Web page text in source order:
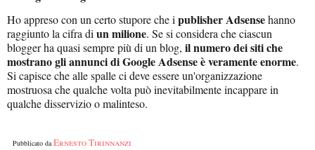
Ho appreso con un certo stupore che ipublisherAdsensehanno
raggiunto la cifra diun milione. Se si considera che ciascun
blogger ha quasi sempre più di un blog, il numero dei siti che
mostrano gli annunci di Google Adsense è veramente enorme.
Si capisce che alle spalle ci deve essere un'organizzazione
mostruosa che qualche volta può inevitabilmente incappare in
qualche disservizio o malinteso.
Pubblicato daErnesto Tirinnanzi